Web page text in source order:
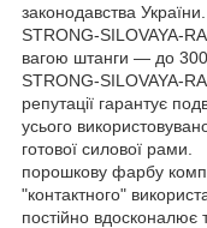
законодавства
STRONG-SILOVAYA-
вагою штанги — до 300
STRONG-SILOVAYA-
репутації гарантує
усього
готової силової рами.
порошкову фарбу
"контактного"
постійно вдосконалює